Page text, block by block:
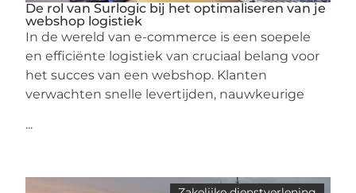
De rol van Surlogic bij het optimaliseren van je
webshop logistiek
In de wereld van e-commerce is een soepele
en efficiënte logistiek van cruciaal belang voor
het succes van een webshop. Klanten
verwachten snelle levertijden, nauwkeurige
...